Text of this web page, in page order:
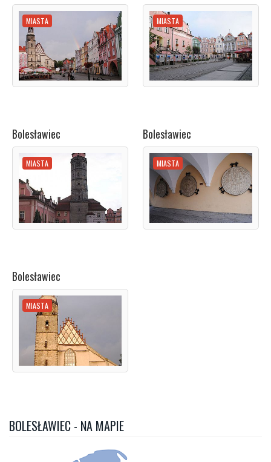
MIASTA MIASTA
Bolesławiec
MIASTA
Bolesławiec
MIASTA
Bolesławiec
MIASTA
BOLESŁAWIEC - NA MAPIE